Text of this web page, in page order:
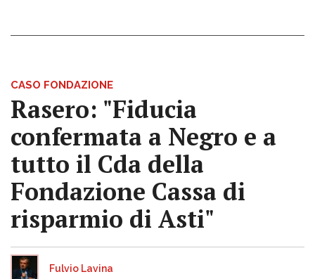
CASO FONDAZIONE
Rasero: "Fiducia
confermata a Negro e a
tutto il Cda della
Fondazione Cassa di
risparmio di Asti"
Fulvio Lavina